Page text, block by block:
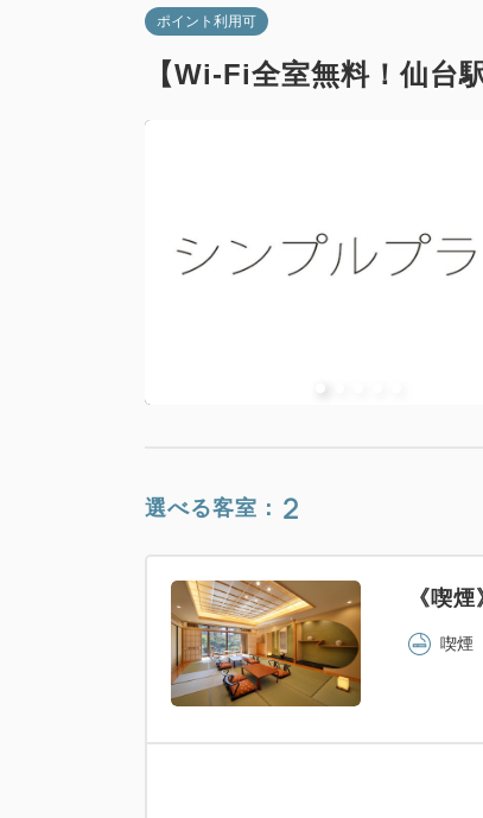
ポイント利用可
【Wi-Fi全室無料！仙台
選べる客室： 2
《喫
喫煙